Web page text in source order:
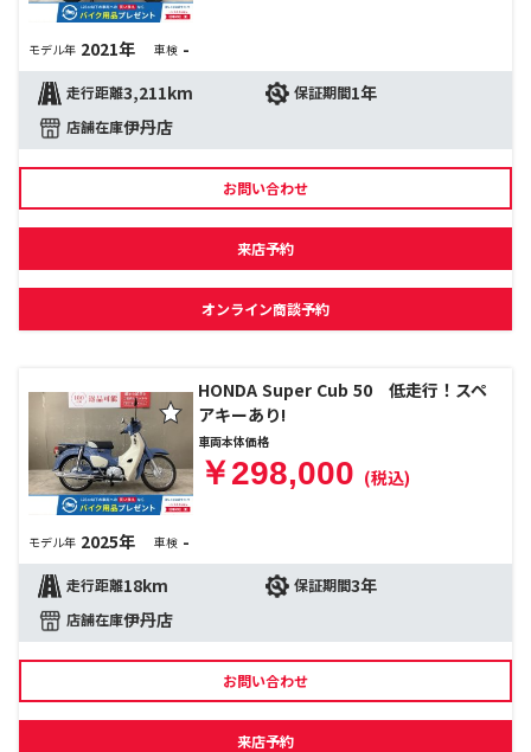
モデル年 2021年 車検 -
走行距離3,211km 保証期間1年
店舗在庫伊丹店
お問い合わせ
来店予約
オンライン商談予約
HONDA Super Cub 50 低走行！スペ
アキーあり!
車両本体価格
￥298,000 (税込)
モデル年 2025年 車検 -
走行距離18km 保証期間3年
店舗在庫伊丹店
お問い合わせ
来店予約